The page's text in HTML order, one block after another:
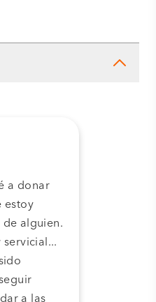
a donar
estoy
alguien.
servicial...
a las